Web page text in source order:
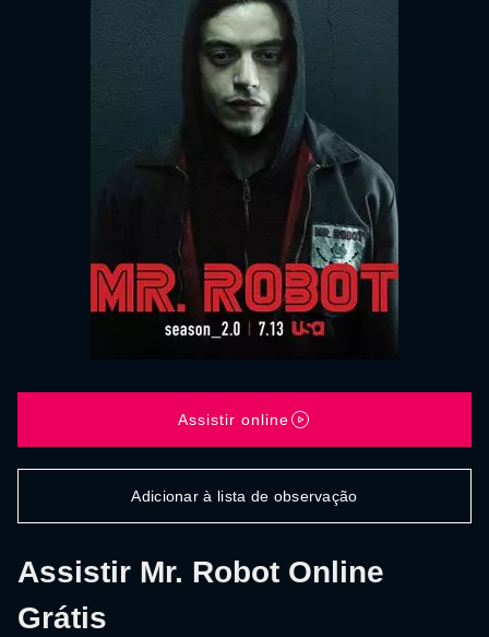
Assistir Mr. Robot Online
Grátis
Assistir online
Adicionar à lista de observação